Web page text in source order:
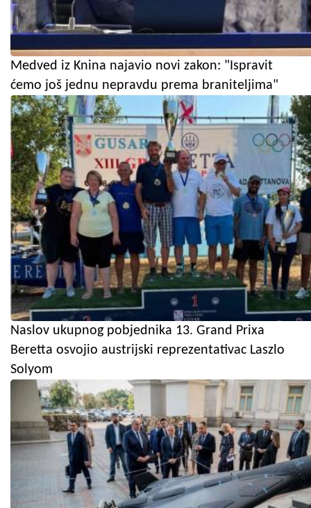
Medved iz Knina najavio novi zakon: "Ispravit
ćemo još jednu nepravdu prema braniteljima"
Naslov ukupnog pobjednika 13. Grand Prixa
Beretta osvojio austrijski reprezentativac Laszlo
Solyom